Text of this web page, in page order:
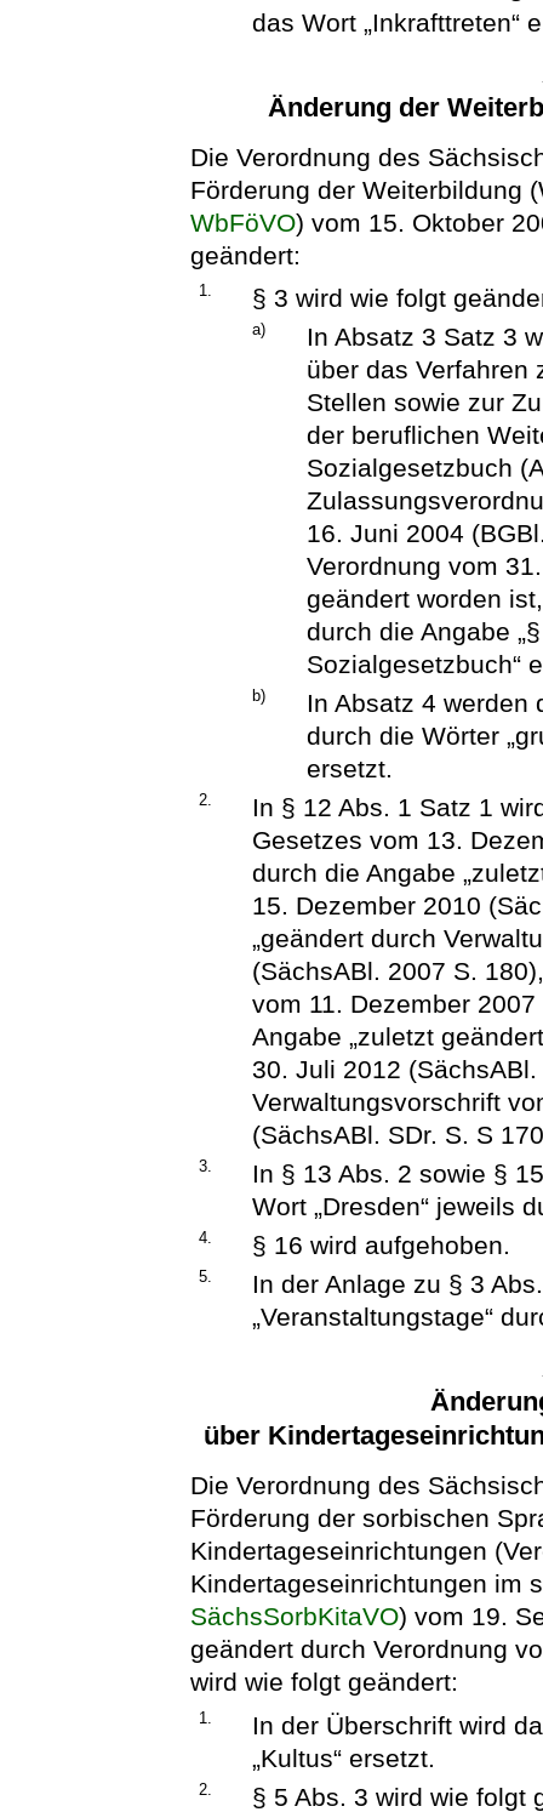
das Wort „Inkrafttreten“
Änderung der
Die Verordnung des
Förderung der Weiterbildung
WbFöVO) vom 15. Oktober
geändert:
1. § 3 wird wie folgt
a)
In Absatz 3 Satz 3
über das Verfahren
Stellen sowie zur
der beruflichen
Sozialgesetzbuch
16. Juni 2004
Verordnung vom
geändert worden
durch die Angabe
Sozialgesetzbuch“
b)
In Absatz 4 werden
durch die Wörter
ersetzt.
2.
In § 12 Abs. 1 Satz 1
Gesetzes vom 13.
durch die Angabe
15. Dezember 2010
„geändert durch
(SächsABl. 2007 S.
vom 11. Dezember
Angabe „zuletzt
30. Juli 2012
Verwaltungsvorschrift
(SächsABl. SDr. S. S
3.
In § 13 Abs. 2 sowie §
Wort „Dresden“ jeweils
4. § 16 wird aufgehoben.
5.
In der Anlage zu § 3
„Veranstaltungstage“
über
Die Verordnung des
Förderung der sorbischen
Kindertageseinrichtungen
Kindertageseinrichtungen im
SächsSorbKitaVO) vom 19.
geändert durch Verordnung
wird wie folgt geändert:
1.
In der Überschrift wird
„Kultus“ ersetzt.
2. § 5 Abs. 3 wird wie folgt